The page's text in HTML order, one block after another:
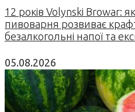
12 років Volynski Browar:
пивоварня розвиває
безалкогольні напої та
05.08.2026